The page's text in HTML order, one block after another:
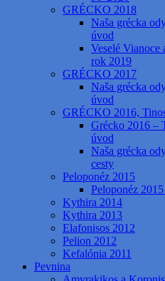
GRÉCKO 2018
Naša grécka
úvod
Veselé Vianoce
rok 2019
GRÉCKO 2017
Naša grécka
úvod
GRÉCKO 2016,
Grécko 2016 –
úvod
Naša grécka
cesty
Peloponéz 2015
Peloponéz
Kythira 2014
Kythira 2013
Elafonisos 2012
Pelion 2012
Kefalónia 2011
Pevnina